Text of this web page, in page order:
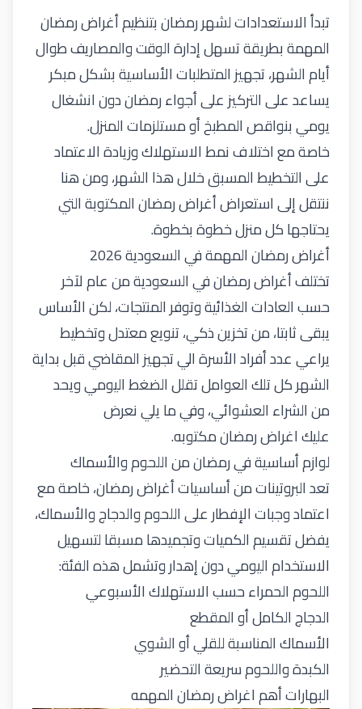
تبدأ الاستعدادات لشهر رمضان بتنظيم أغراض رمضان
المهمة بطريقة تسهل إدارة الوقت والمصاريف طوال
أيام الشهر، تجهيز المتطلبات الأساسية بشكل مبكر
يساعد على التركيز على أجواء رمضان دون انشغال
يومي بنواقص المطبخ أو مستلزمات المنزل.
خاصة مع اختلاف نمط الاستهلاك وزيادة الاعتماد
على التخطيط المسبق خلال هذا الشهر، ومن هنا
ننتقل إلى استعراض أغراض رمضان المكتوبة التي
يحتاجها كل منزل خطوة بخطوة.
أغراض رمضان المهمة في السعودية 2026
تختلف أغراض رمضان في السعودية من عام لآخر
حسب العادات الغذائية وتوفر المنتجات، لكن الأساس
يبقى ثابتا، من تخزين ذكي، تنويع معتدل وتخطيط
يراعي عدد أفراد الأسرة الي تجهيز المقاضي قبل بداية
الشهر كل تلك العوامل تقلل الضغط اليومي ويحد
من الشراء العشوائي، وفي مايلينعرض
عليك اغراض رمضان مكتوبه.
لوازم أساسية في رمضان من اللحوم والأسماك
تعد البروتينات من أساسيات أغراض رمضان، خاصة مع
اعتماد وجبات الإفطار على اللحوم والدجاج والأسماك،
يفضل تقسيم الكميات وتجميدها مسبقا لتسهيل
الاستخدام اليومي دون إهدار وتشمل هذه الفئة:
اللحوم الحمراء حسب الاستهلاك الأسبوعي
الدجاج الكامل أو المقطع
الأسماك المناسبة للقلي أو الشوي
الكبدة واللحوم سريعة التحضير
البهارات أهم اغراض رمضان المهمه